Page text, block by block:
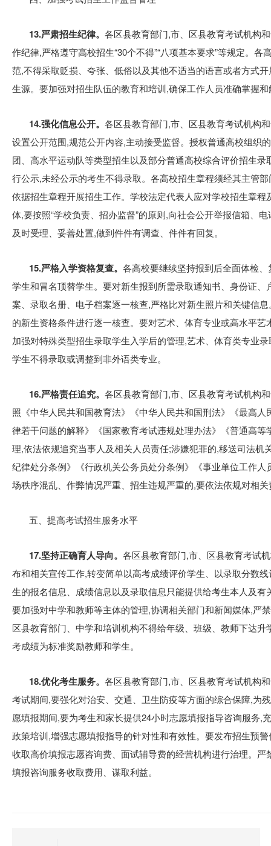
13.严肃招生纪律。 各区县教育部门,市、区县教育考试机构
作纪律,严格遵守高校招生“30个不得”“八项基本要求”等规定。
范,不得采取贬损、夸张、低俗以及其他不适当的语言或者方式
生源。要加强对招生队伍的教育和培训,确保工作人员准确掌握
14.强化信息公开。 各区县教育部门,市、区县教育考试机构
设置公开范围,规范公开内容,主动接受监督。授权普通高校组织
团、高水平运动队等类型招生以及部分普通高校综合评价招生
行公示,未经公示的考生不得录取。各高校招生章程须经其主管
依据招生章程开展招生工作。学校法定代表人应对学校招生章
体,要按照“学校负责、招办监督”的原则,向社会公开举报信箱、
及时受理、妥善处置,做到件件有调查、件件有回复。
15.严格入学资格复查。 各高校要继续坚持报到后全面体检
学生和冒名顶替学生。要对新生报到所需录取通知书、身份证
案、录取名册、电子档案逐一核查,严格比对新生照片和关键信
的新生资格条件进行逐一核查。要对艺术、体育专业或高水平
加强对特殊类型招生录取学生入学后的管理,艺术、体育类专业
学生不得录取或调整到非外语类专业。
16.严格责任追究。 各区县教育部门,市、区县教育考试机构
照《中华人民共和国教育法》《中华人民共和国刑法》《最高
律若干问题的解释》《国家教育考试违规处理办法》《普通高
理,依法依规追究当事人及相关人员责任;涉嫌犯罪的,移送司法
纪律处分条例》《行政机关公务员处分条例》《事业单位工作
场秩序混乱、作弊情况严重、招生违规严重的,要依法依规对相
五、提高考试招生服务水平
17.坚持正确育人导向。 各区县教育部门,市、区县教育考试
布和相关宣传工作,转变简单以高考成绩评价学生、以录取分数
生的报名信息、成绩信息以及录取信息只能提供给考生本人及
要加强对中学和教师等主体的管理,协调相关部门和新闻媒体,严
区县教育部门、中学和培训机构不得给年级、班级、教师下达
考成绩为标准奖励教师和学生。
18.优化考生服务。 各区县教育部门,市、区县教育考试机构
考试期间,要强化对治安、交通、卫生防疫等方面的综合保障,为
愿填报期间,要为考生和家长提供24小时志愿填报指导咨询服务
政策培训,增强志愿填报指导的针对性和有效性。要发布招生预
收取高价填报志愿咨询费、面试辅导费的经营机构进行治理。
填报咨询服务收取费用、谋取利益。